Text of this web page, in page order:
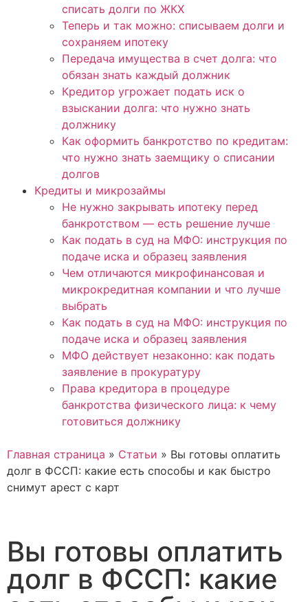
списать долги по ЖКХ
Теперь и так можно: списываем долги и
сохраняем ипотеку
Передача имущества в счет долга: что
обязан знать каждый должник
Кредитор угрожает подать иск о
взыскании долга: что нужно знать
должнику
Как оформить банкротство по кредитам:
что нужно знать заемщику о списании
долгов
Кредиты и микрозаймы
Не нужно закрывать ипотеку перед
банкротством — есть решение лучше
Как подать в суд на МФО: инструкция по
подаче иска и образец заявления
Чем отличаются микрофинансовая и
микрокредитная компании и что лучше
выбрать
Как подать в суд на МФО: инструкция по
подаче иска и образец заявления
МФО действует незаконно: как подать
заявление в прокуратуру
Права кредитора в процедуре
банкротства физического лица: к чему
готовиться должнику
Главная страница » Статьи » Вы готовы оплатить
долг в ФССП: какие есть способы и как быстро
снимут арест с карт
Вы готовы оплатить
долг в ФССП: какие